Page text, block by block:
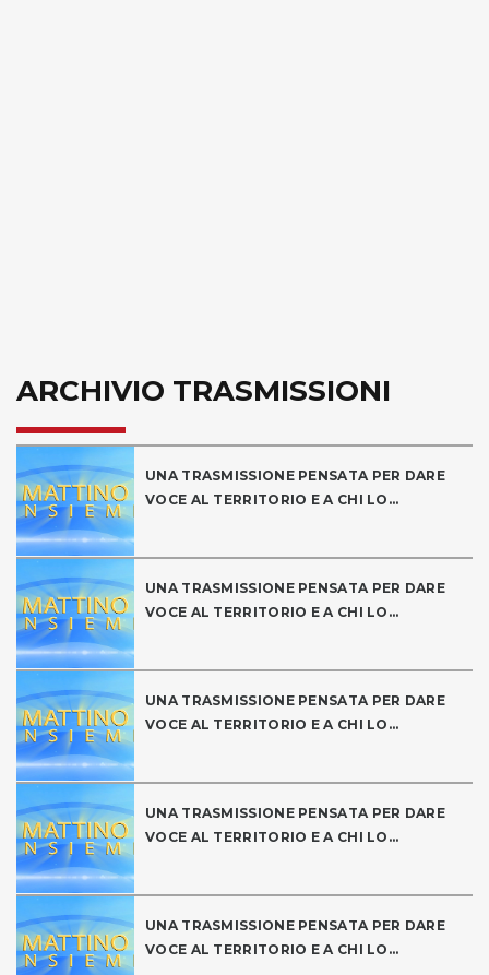
ARCHIVIO TRASMISSIONI
UNA TRASMISSIONE PENSATA PER DARE
VOCE AL TERRITORIO E A CHI LO...
UNA TRASMISSIONE PENSATA PER DARE
VOCE AL TERRITORIO E A CHI LO...
UNA TRASMISSIONE PENSATA PER DARE
VOCE AL TERRITORIO E A CHI LO...
UNA TRASMISSIONE PENSATA PER DARE
VOCE AL TERRITORIO E A CHI LO...
UNA TRASMISSIONE PENSATA PER DARE
VOCE AL TERRITORIO E A CHI LO...